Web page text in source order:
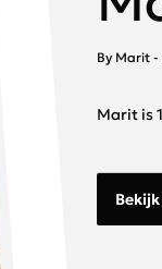
By Marit -
Marit is